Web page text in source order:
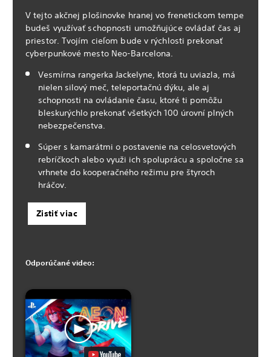
V tejto akčnej plošinovke hranej vo frenetickom tempe
budeš využívať schopnosti umožňujúce ovládať čas aj
priestor. Tvojím cieľom bude v rýchlosti prekonať
cyberpunkové mesto Neo-Barcelona.
Vesmírna rangerka Jackelyne, ktorá tu uviazla, má
nielen silový meč, teleportačnú dýku, ale aj
schopnosti na ovládanie času, ktoré ti pomôžu
bleskurýchlo prekonať všetkých 100 úrovní plných
nebezpečenstva.
Súper s kamarátmi o postavenie na celosvetových
rebríčkoch alebo využi ich spoluprácu a spoločne sa
vrhnete do kooperačného režimu pre štyroch
hráčov.
Zistiť viac
Odporúčané video: